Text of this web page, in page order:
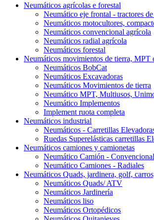
Neumáticos agrícolas e forestal
Neumático eje frontal - tractores de
Neumáticos motocultores,
Neumáticos convencional agrícola
Neumáticos radial agrícola
Neumáticos forestal
Neumáticos movimientos de tierra, MPT
Neumáticos BobCat
Neumáticos Excavadoras
Neumáticos Movimientos de tierra
Neumático MPT, Multiusos,
Neumático Implementos
Implement ruota completa
Neumáticos industrial
Neumáticos - Carretillas
Ruedas Superelásticas carretillas
Neumáticos camiones y camionetas
Neumático Camión -
Neumático Camiones - Radiales
Neumáticos Quads, jardinera, golf,
Neumáticos Quads/ ATV
Neumáticos Jardinería
Neumáticos liso
Neumáticos Ortopédicos